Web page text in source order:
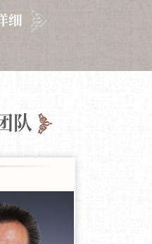
细
队